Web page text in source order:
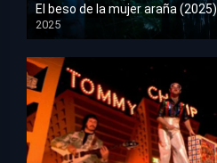
El beso de la mujer araña (2025)
2025
HD 1080p